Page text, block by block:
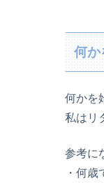
何か
何かを
私はリ
参考に
・何歳